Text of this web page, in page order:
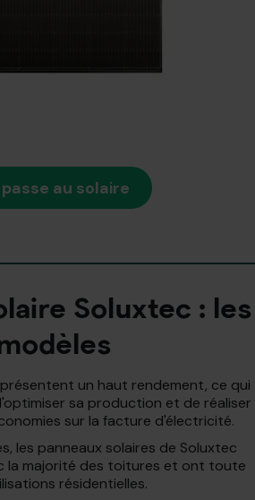
au solaire
Soluxtec : les
un haut rendement, ce qui
sa production et de réaliser
sur la facture d'électricité.
les panneaux solaires de Soluxtec
la majorité des toitures et ont toute
résidentielles.